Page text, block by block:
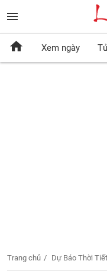
Xem ngày
Trang chủ Dự Báo Thời Tiết